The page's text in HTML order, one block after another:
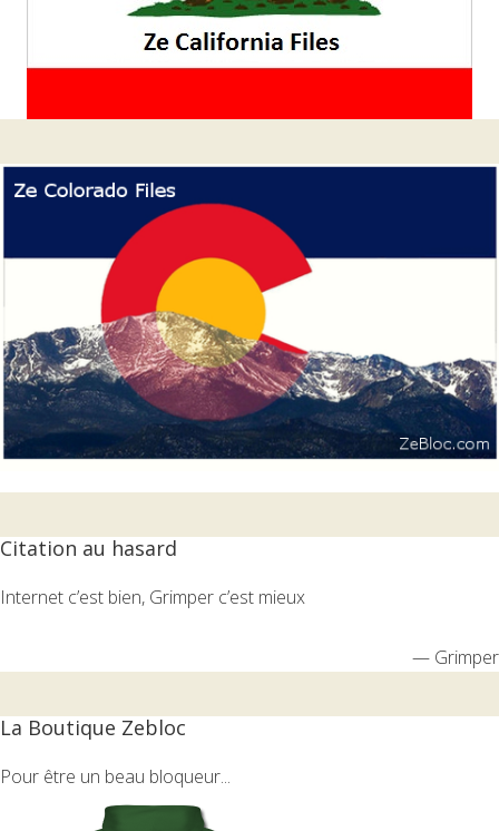
Citation au hasard
Internet c’est bien, Grimper c’est mieux
— Grimper
La Boutique Zebloc
Pour être un beau bloqueur...